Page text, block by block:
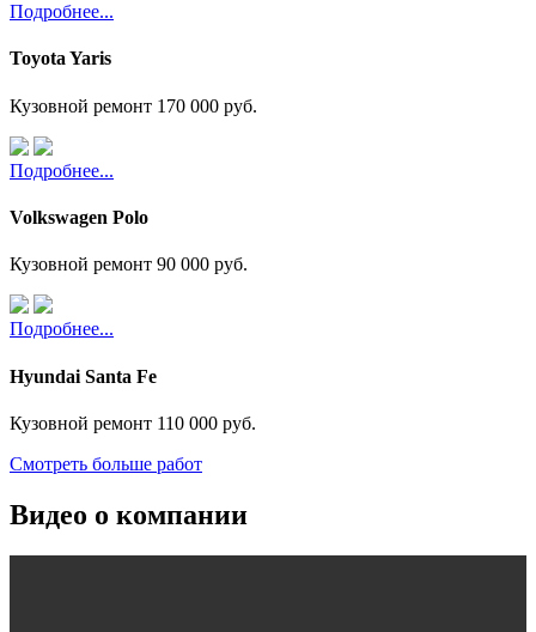
Подробнее...
Toyota Yaris
Кузовной ремонт 170 000 руб.
Подробнее...
Volkswagen Polo
Кузовной ремонт 90 000 руб.
Подробнее...
Hyundai Santa Fe
Кузовной ремонт 110 000 руб.
Смотреть больше работ
Видео о компании